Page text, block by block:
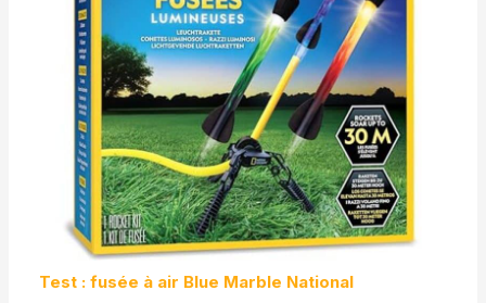
Test : fusée à air Blue Marble National